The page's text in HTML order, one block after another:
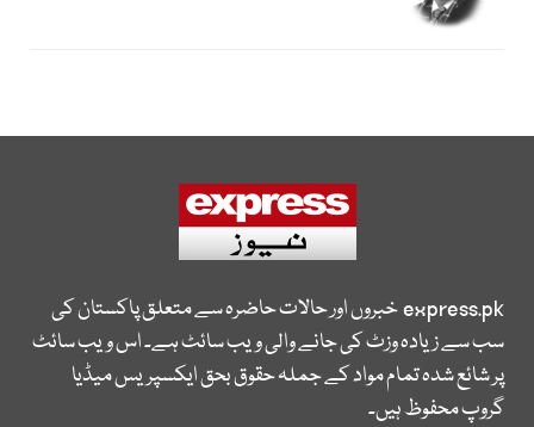
express.pkخبروں اور حالات حاضرہ سے متعلق پاکستان کی
سب سے زیادہ وزٹ کی جانے والی ویب سائٹ ہے۔ اس ویب سائٹ
پر شائع شدہ تمام مواد کے جملہ حقوق بحق ایکسپریس میڈیا
گروپ محفوظ ہیں۔